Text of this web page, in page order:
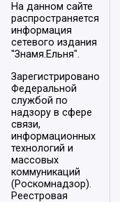
На данном сайте
распространяется
информация
сетевого издания
"Знамя.Ельня".
Зарегистрировано
Федеральной
службой по
надзору в сфере
связи,
информационных
технологий и
массовых
коммуникаций
(Роскомнадзор).
Реестровая